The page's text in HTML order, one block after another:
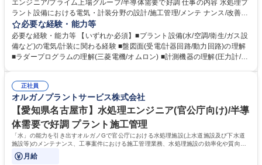
エンジニア/プライム上場グループ/半導体需要で好調 仕事の内容 水処理プ
ラント設備における電気・計装分野の設計/施工管理/メンテ ナンス/改善提
案までの幅広い業務をご担当いただきます。設計をメインに様々な大企業
の先進技術に触れ、時代の最先端の現場で活躍可能です。 【具体的には】
1)事務所内業務：■新設・改造に関する計画業務 ■制御盤など、製作品に
関する設計及び完成検査 ■制御プログラムの作成・検証 タッチパネル画面
査 ■電気計装工事の施工管理・検査 ■装置の運転確認・運転調整 ■顧客対
応 ※建物の改変を伴う業務は含まない 募集職種 【東京都江東区】電気エ
ンジニア/プライム上場グループ/半導体需要で好調
必要な経験・能力等
必要な経験・能力等 【いずれか必須】■プラント設備(水/空調/衛生/ガス設
備など)の電気/計装に関わる経験 ■盤図面(受電/計器回路/動力回路)の理解
■ラダープログラムの理解(三菱電機/オムロン) ■計測機器の理解(圧力計/流
ています。自身の意見を積極的に発信し、成果を導き出せる方を求めてい
ます。 ◆高度経済成長期に普及した全国の多くの上下水道施設が老朽化、
更新時期を迎えています。「水」の能力を引き出すプライム市場上場オル
ガノグループで、水処理プラントに関する経験を活かして活躍できます。
学歴・資格 学歴：大学院 大学 高専 短大 専修学校 高校 語学力： 資格：第
一種運転免許普通自動車
正社員
オルガノプラントサービス株式会社
【愛知県名古屋市】水処理エンジニア(官公庁向け)/半導
体需要で好調 プラント施工管理
「水」の能力を引き出すオルガノGで官公庁における水処理施設(上水道施設及び下水道
施設等)のメンテナンス、工事案件における施工管理業務、水処理施設の効率化や質向
上、新施設の企画・提案もお任せします。
月給